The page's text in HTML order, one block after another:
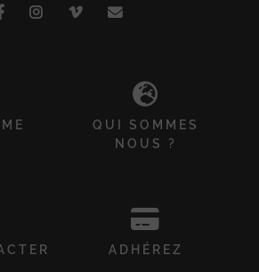
QUI SOMMES
NOUS ?
ADHÉREZ